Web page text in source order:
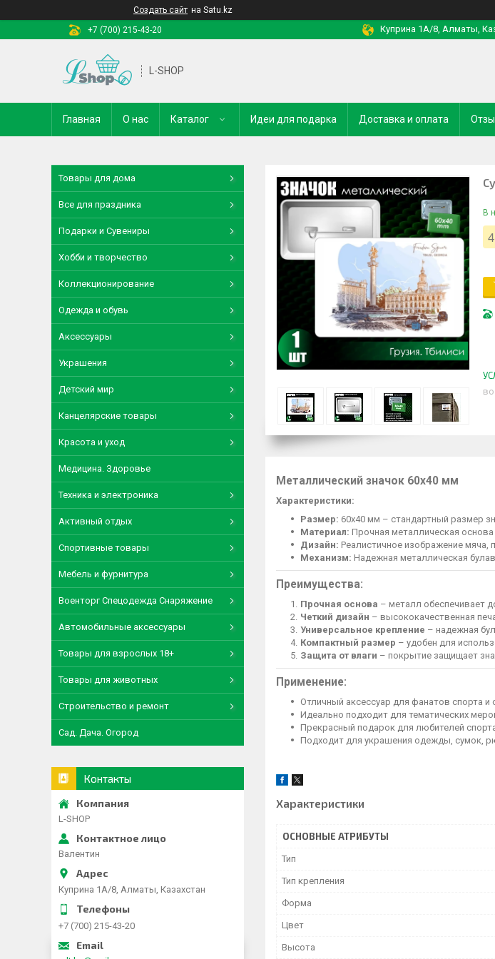
Создать сайт на Satu.kz
+7 (700) 215-43-20
Куприна 1A/8, Алматы,
L-SHOP
Главная О нас Каталог Идеи для подарка Доставка и оплата
В
Металлический значок 60х40 мм
Характеристики:
Размер: 60х40 мм – стандартный размер
Материал: Прочная металлическая
Дизайн: Реалистичное изображение мяча,
Механизм: Надежная металлическая
Преимущества:
Прочная основа – металл обеспечивает
Четкий дизайн – высококачественная
Универсальное крепление – надежная
Компактный размер – удобен для
Защита от влаги – покрытие защищает
Применение:
Отличный аксессуар для фанатов спорта и
Идеально подходит для тематических
Прекрасный подарок для любителей
Подходит для украшения одежды, сумок,
Характеристики
ОСНОВНЫЕ АТРИБУТЫ
Тип
Тип крепления
Форма
Цвет
Высота
Товары для дома
Все для праздника
Подарки и Сувениры
Хобби и творчество
Коллекционирование
Одежда и обувь
Аксессуары
Украшения
Детский мир
Канцелярские товары
Красота и уход
Медицина. Здоровье
Техника и электроника
Активный отдых
Спортивные товары
Мебель и фурнитура
Военторг Спецодежда Снаряжение
Автомобильные аксессуары
Товары для взрослых 18+
Товары для животных
Строительство и ремонт
Сад. Дача. Огород
Контакты
L-SHOP
Валентин
Куприна 1A/8, Алматы, Казахстан
+7 (700) 215-43-20